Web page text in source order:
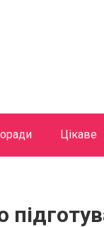
Цікаве